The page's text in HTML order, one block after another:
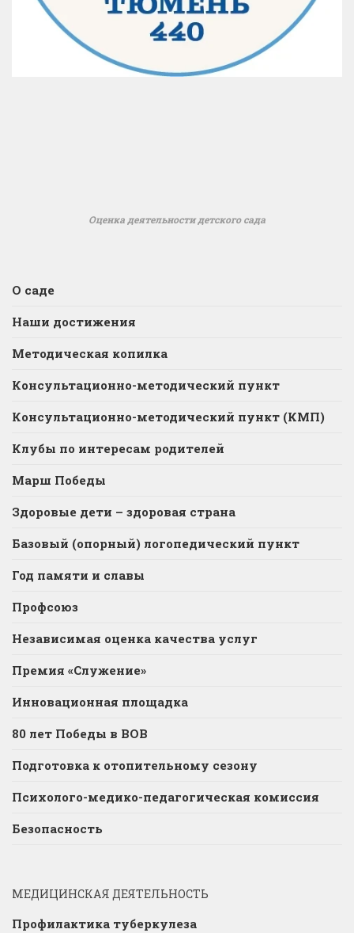
Оценка деятельности детского сада
О саде
Наши достижения
Методическая копилка
Консультационно-методический пункт
Консультационно-методический пункт (КМП)
Клубы по интересам родителей
Марш Победы
Здоровые дети – здоровая страна
Базовый (опорный) логопедический пункт
Год памяти и славы
Профсоюз
Независимая оценка качества услуг
Премия «Служение»
Инновационная площадка
80 лет Победы в ВОВ
Подготовка к отопительному сезону
Психолого-медико-педагогическая комиссия
Безопасность
МЕДИЦИНСКАЯ ДЕЯТЕЛЬНОСТЬ
Профилактика туберкулеза